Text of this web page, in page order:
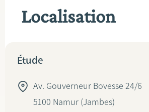
Localisation
Étude
Av. Gouverneur Bovesse 24/6
5100 Namur (Jambes)